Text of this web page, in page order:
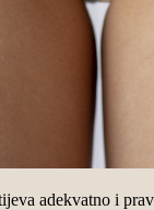
adekvatno i